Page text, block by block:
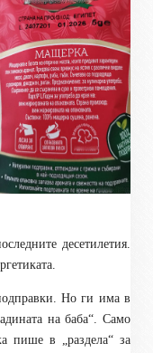
десетилетия.
Но ги има в
на баба“. Само
пише в „раздела“ за